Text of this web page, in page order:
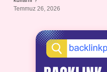
Temmuz 26, 2026